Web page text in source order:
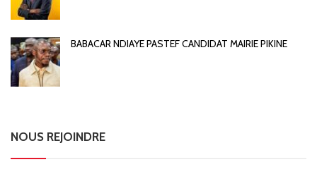
BABACAR NDIAYE PASTEF CANDIDAT MAIRIE PIKINE
NOUS REJOINDRE